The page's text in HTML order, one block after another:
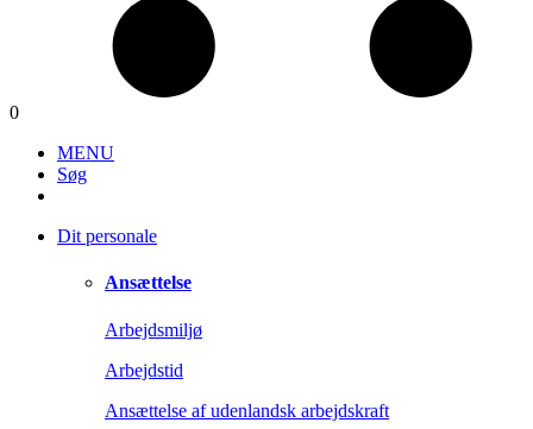
0
MENU
Søg
Dit personale
Ansættelse
Arbejdsmiljø
Arbejdstid
Ansættelse af udenlandsk arbejdskraft